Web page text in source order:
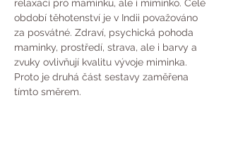
relaxaci pro maminku, ale i miminko. Celé
období těhotenství je v Indii považováno
za posvátné. Zdraví, psychická pohoda
maminky, prostředí, strava, ale i barvy a
zvuky ovlivňují kvalitu vývoje miminka.
Proto je druhá část sestavy zaměřena
tímto směrem.